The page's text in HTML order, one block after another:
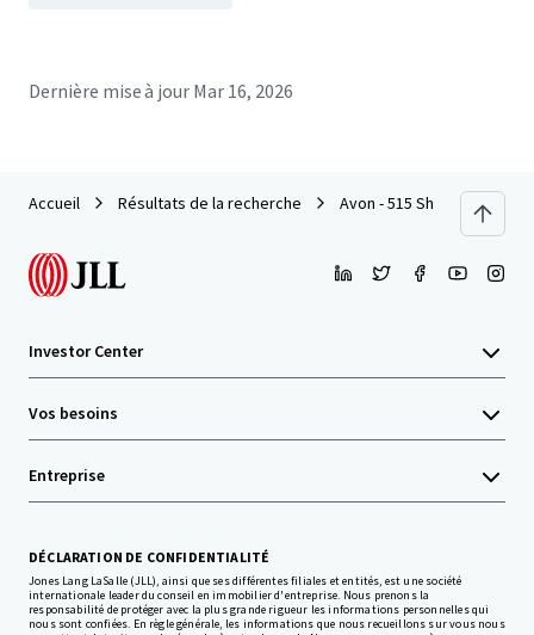
Dernière mise à jour Mar 16, 2026
Accueil Résultats de la recherche Avon - 515 Shatto
Investor Center
Vos besoins
Entreprise
DÉCLARATION DE CONFIDENTIALITÉ
Jones Lang LaSalle (JLL), ainsi que ses différentes filiales et entités, est une société
internationale leader du conseil en immobilier d'entreprise. Nous prenons la
responsabilité de protéger avec la plus grande rigueur les informations personnelles qui
nous sont confiées. En règle générale, les informations que nous recueillons sur vous nous